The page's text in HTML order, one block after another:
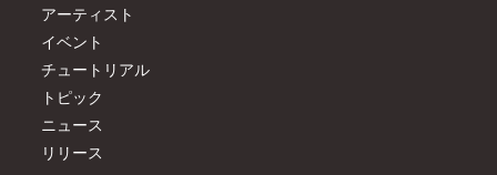
アーティスト
イベント
チュートリアル
トピック
ニュース
リリース